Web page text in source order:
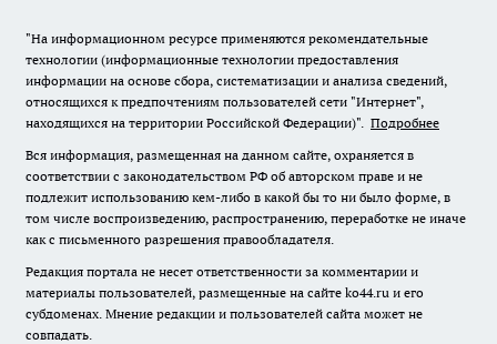
"На информационном ресурсе применяются рекомендательные
технологии (информационные технологии предоставления
информации на основе сбора, систематизации и анализа сведений,
относящихся к предпочтениям пользователей сети "Интернет",
находящихся на территории Российской Федерации)". Подробнее
Вся информация, размещенная на данном сайте, охраняется в
соответствии с законодательством РФ об авторском праве и не
подлежит использованию кем-либо в какой бы то ни было форме, в
том числе воспроизведению, распространению, переработке не иначе
как с письменного разрешения правообладателя.
Редакция портала не несет ответственности за комментарии и
материалы пользователей, размещенные на сайте ko44.ru и его
субдоменах. Мнение редакции и пользователей сайта может не
совпадать.